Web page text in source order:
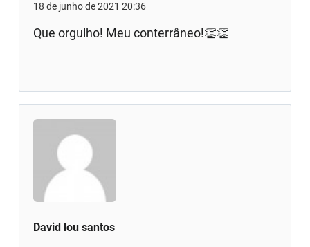
18 de junho de 2021 20:36
Que orgulho! Meu conterrâneo!👏👏
David lou santos